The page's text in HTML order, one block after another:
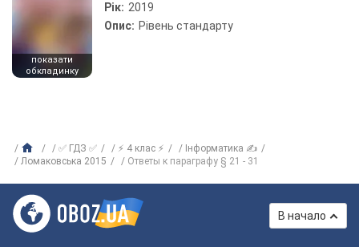
показати
обкладинку
Рік: 2019
Опис: Рівень стандарту
✅ ГДЗ ✅ ⚡ 4 клас ⚡
Інформатика ✍
Ломаковська 2015
Ответы к параграфу § 21 - 31
В начало